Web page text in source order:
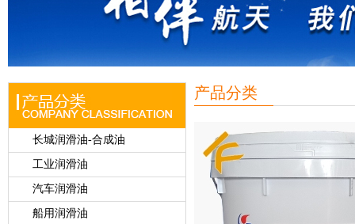
长城润滑油-合成油
工业润滑油
汽车润滑油
船用润滑油
产品分类